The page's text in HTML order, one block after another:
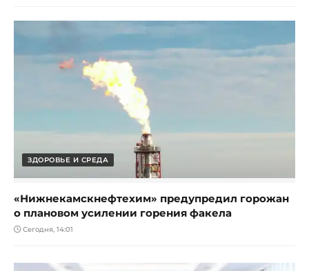
ЗДОРОВЬЕ И СРЕДА
«Нижнекамскнефтехим» предупредил горожан
о плановом усилении горения факела
Сегодня, 14:01